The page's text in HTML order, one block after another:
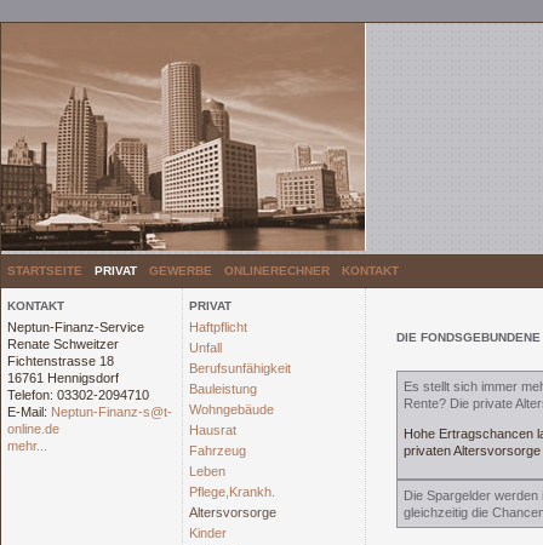
STARTSEITE PRIVAT GEWERBE ONLINERECHNER KONTAKT
KONTAKT
Neptun-Finanz-Service
Renate Schweitzer
Fichtenstrasse 18
16761 Hennigsdorf
Telefon: 03302-2094710
E-Mail: Neptun-Finanz-s@t-
online.de
mehr...
PRIVAT
Haftpflicht
Unfall
Berufsunfähigkeit
Bauleistung
Wohngebäude
Hausrat
Fahrzeug
Leben
Pflege,Krankh.
Altersvorsorge
Kinder
DIE
Es stellt sich immer
Rente? Die private
Hohe Ertragschancen
privaten
Die Spargelder
gleichzeitig die